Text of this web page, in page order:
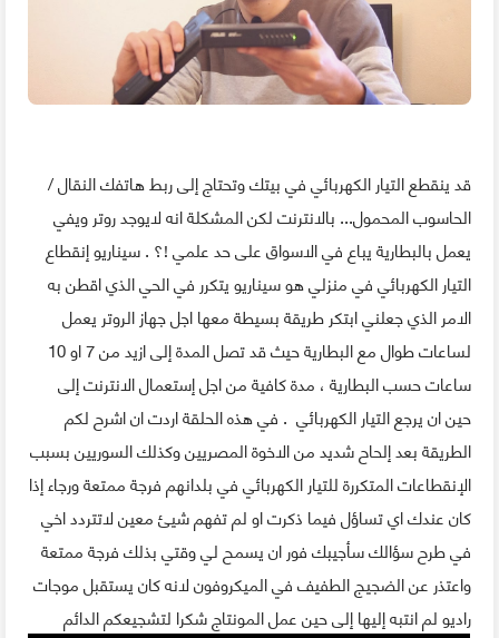
قد ينقطع التيار الكهربائي في بيتك وتحتاج إلى ربط هاتفك النقال /
الحاسوب المحمول... بالانترنت لكن المشكلة انه لايوجد روتر ويفي
يعمل بالبطارية يباع في الاسواق على حد علمي !؟ . سيناريو إنقطاع
التيار الكهربائي في منزلي هو سيناريو يتكرر في الحي الذي اقطن به
الامر الذي جعلني ابتكر طريقة بسيطة معها اجل جهاز الروتر يعمل
لساعات طوال مع البطارية حيث قد تصل المدة إلى ازيد من 7 او 10
ساعات حسب البطارية ، مدة كافية من اجل إستعمال الانترنت إلى
حين ان يرجع التيار الكهربائي . في هذه الحلقة اردت ان اشرح لكم
الطريقة بعد إلحاح شديد من الاخوة المصريين وكذلك السوريين بسبب
الإنقطاعات المتكررة للتيار الكهربائي في بلدانهم فرجة ممتعة ورجاء إذا
كان عندك اي تساؤل فيما ذكرت او لم تفهم شيئ معين لاتتردد اخي
في طرح سؤالك سأجيبك فور ان يسمح لي وقتي بذلك فرجة ممتعة
واعتذر عن الضجيج الطفيف في الميكروفون لانه كان يستقبل موجات
راديو لم انتبه إليها إلى حين عمل المونتاج شكرا لتشجيعكم الدائم